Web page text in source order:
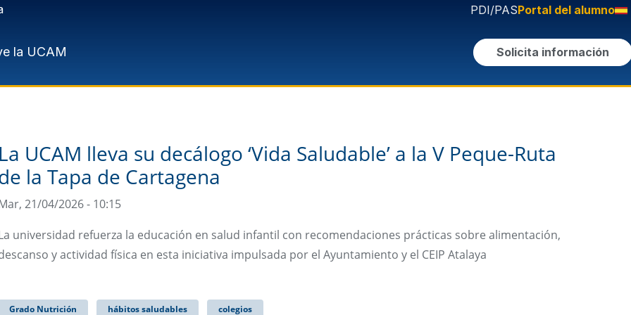
PDI/PASPortal del alumno
la UCAM Solicita información
La UCAM lleva su decálogo ‘Vida Saludable’ a la V Peque-Ruta
la Tapa de Cartagena
21/04/2026 - 10:15
universidad refuerza la educación en salud infantil con recomendaciones prácticas sobre alimentación,
y actividad física en esta iniciativa impulsada por el Ayuntamiento y el CEIP Atalaya
Grado Nutrición hábitos saludables colegios